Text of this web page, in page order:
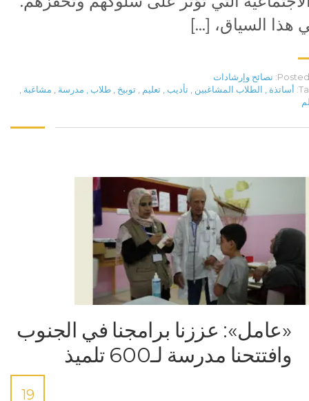
هذا السياق، […]
Posted نصائح وإرشادات
أساتذة , الطلاب المشاغبين , تأديب, تعليم , توبيخ , طلاب, مدرسة , مشاغبة ,
«عامل»: عززنا برامجنا في الجنوب
وافتتحنا مدرسة لـ600 تلميذ
19